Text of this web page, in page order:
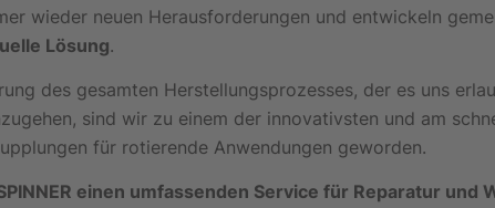
wieder neuen Herausforderungen und entwickeln
Lösung.
des gesamten Herstellungsprozesses, der es uns
sind wir zu einem der innovativsten und am
für rotierende Anwendungen geworden.
einen umfassenden Service für Reparatur und